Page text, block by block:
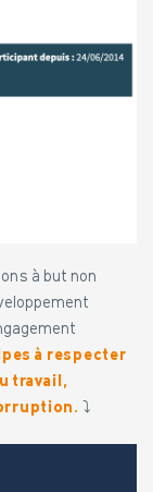
à but non
à respecter
travail,
⤵︎